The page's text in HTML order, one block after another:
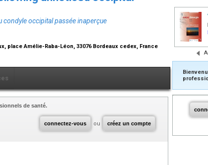
occipital passée inaperçue
place Amélie-Raba-Léon, 33076 Bordeaux cedex, France
connectez-vous ou créez un compte
de santé.